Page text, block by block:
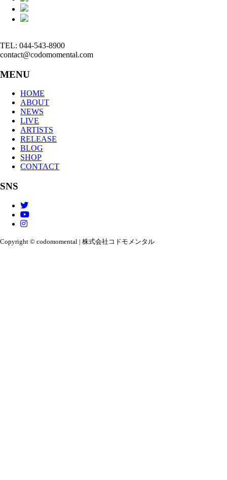
TEL: 044-543-8900
contact@codomomental.com
MENU
HOME
ABOUT
NEWS
LIVE
ARTISTS
RELEASE
BLOG
SHOP
CONTACT
SNS
Copyright © codomomental | 株式会社コドモメンタル